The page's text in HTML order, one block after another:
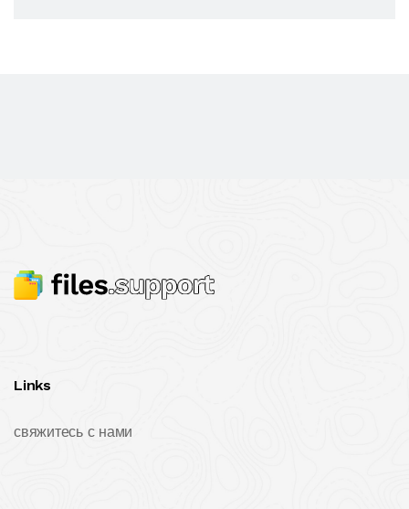
Links
свяжитесь с нами